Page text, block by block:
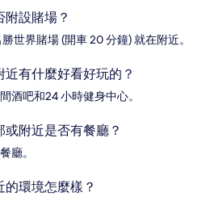
設賭場？
世界賭場 (開車 20 分鐘) 就在附近。
有什麼好看好玩的？
酒吧和24 小時健身中心。
附近是否有餐廳？
廳。
環境怎麼樣？